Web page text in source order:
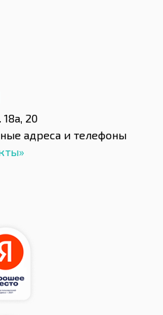
20
адреса и телефоны